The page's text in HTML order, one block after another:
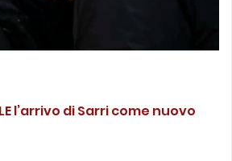
l’arrivo di Sarri come nuovo